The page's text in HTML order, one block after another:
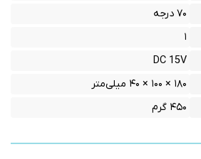
۷۰ درجه
۱
DC 15V
۱۸۰ × ۱۰۰ × ۴۰ میلی‌متر
۴۵۰ گرم